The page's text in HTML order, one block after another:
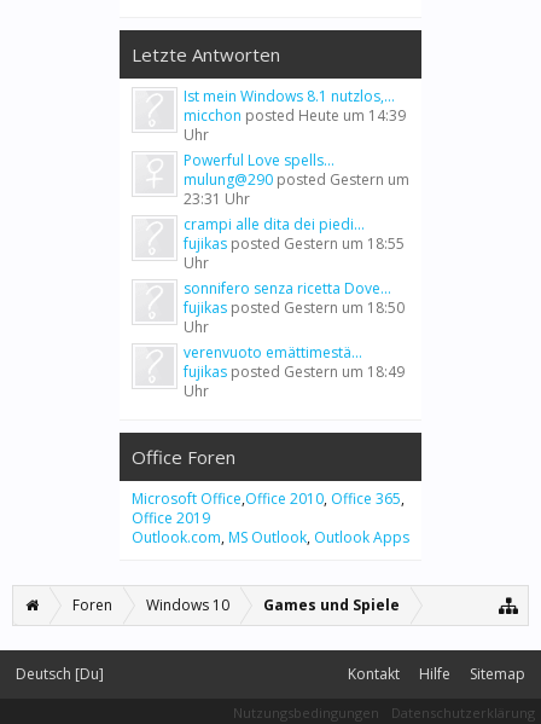
Letzte Antworten
Ist mein Windows 8.1 nutzlos,...
micchon posted Heute um 14:39
Uhr
Powerful Love spells...
mulung@290 posted Gestern um
23:31 Uhr
crampi alle dita dei piedi...
fujikas posted Gestern um 18:55
Uhr
sonnifero senza ricetta Dove...
fujikas posted Gestern um 18:50
Uhr
verenvuoto emättimestä...
fujikas posted Gestern um 18:49
Uhr
Office Foren
Microsoft Office,Office 2010, Office 365,
Office 2019
Outlook.com, MS Outlook, Outlook Apps
Foren Windows 10 Games und Spiele
Deutsch [Du] Kontakt Hilfe Sitemap
Nutzungsbedingungen
Datenschutzerklärung